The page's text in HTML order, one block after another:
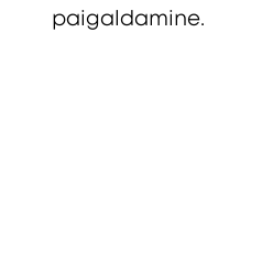
paigaldamine.